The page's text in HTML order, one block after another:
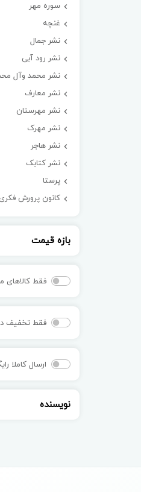
سوره مهر
غنچه
نشر جمال
نشر رود آبی
نشر محمد وآل
نشر معارف
نشر مهرستان
نشر مهرک
نشر هاجر
نشر کتابک
پرستا
کانون پرورش فکری
بازه قیمت
فقط کالاهای
فقط تخفیف
ارسال کاملا
نویسنده